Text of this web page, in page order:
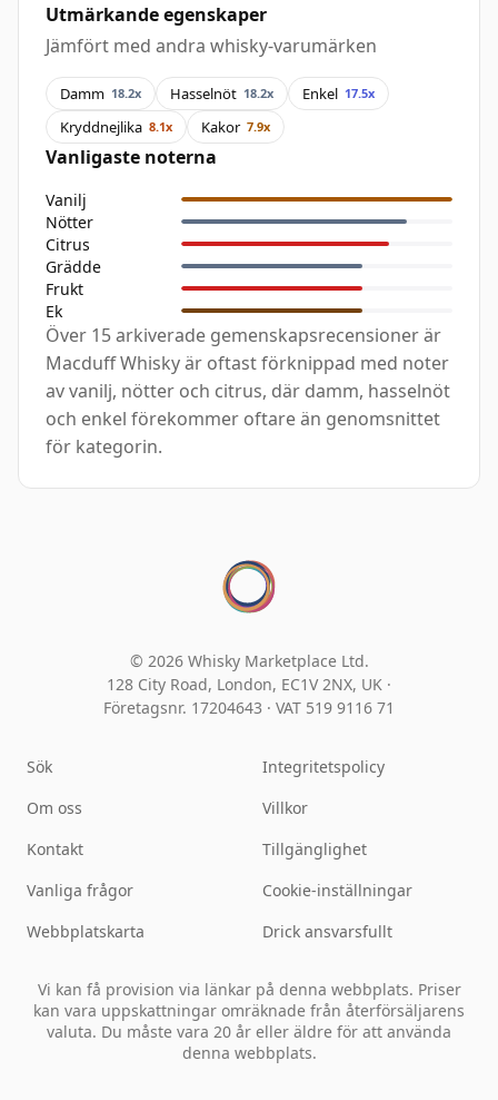
Utmärkande egenskaper
Jämfört med andra whisky-varumärken
Damm 18.2x Hasselnöt 18.2x Enkel 17.5x
Kryddnejlika 8.1x Kakor 7.9x
Vanligaste noterna
Vanilj
Nötter
Citrus
Grädde
Frukt
Ek
Över 15 arkiverade gemenskapsrecensioner är
Macduff Whisky är oftast förknippad med noter
av vanilj, nötter och citrus, där damm, hasselnöt
och enkel förekommer oftare än genomsnittet
för kategorin.
© 2026 Whisky Marketplace Ltd.
128 City Road, London, EC1V 2NX, UK ·
Företagsnr. 17204643 · VAT 519 9116 71
Sök
Om oss
Kontakt
Vanliga frågor
Webbplatskarta
Integritetspolicy
Villkor
Tillgänglighet
Cookie-inställningar
Drick ansvarsfullt
Vi kan få provision via länkar på denna webbplats. Priser
kan vara uppskattningar omräknade från återförsäljarens
valuta. Du måste vara 20 år eller äldre för att använda
denna webbplats.